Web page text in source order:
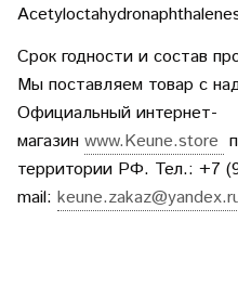
Срок годности и состав
Мы поставляем товар с
Официальный интернет-
магазин www.Keune.store
территории РФ. Тел.: +7
mail: